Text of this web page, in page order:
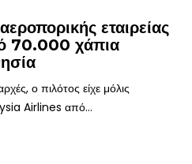
εταιρείας
70.000 χάπια
ο πιλότος είχε μόλις
Airlines από...